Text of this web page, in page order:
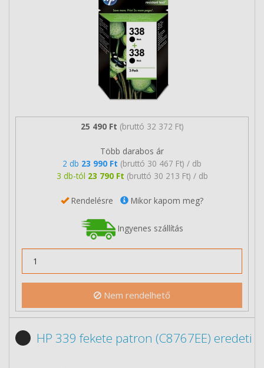
25 490 Ft (bruttó 32 372 Ft)
Több darabos ár
2 db 23 990 Ft (bruttó 30 467 Ft) / db
3 db-tól 23 790 Ft (bruttó 30 213 Ft) / db
Rendelésre Mikor kapom meg?
Ingyenes szállítás
Nem rendelhető
HP 339 fekete patron (C8767EE) eredeti